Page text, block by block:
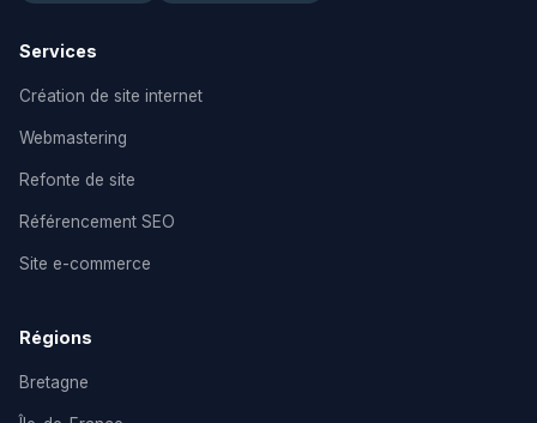
Services
Création de site internet
Webmastering
Refonte de site
Référencement SEO
Site e-commerce
Régions
Bretagne